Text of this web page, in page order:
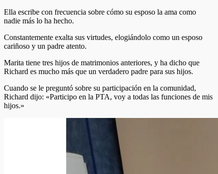
Ella escribe con frecuencia sobre cómo su esposo la ama como
nadie más lo ha hecho.
Constantemente exalta sus virtudes, elogiándolo como un esposo
cariñoso y un padre atento.
Marita tiene tres hijos de matrimonios anteriores, y ha dicho que
Richard es mucho más que un verdadero padre para sus hijos.
Cuando se le preguntó sobre su participación en la comunidad,
Richard dijo: «Participo en la PTA, voy a todas las funciones de mis
hijos.»